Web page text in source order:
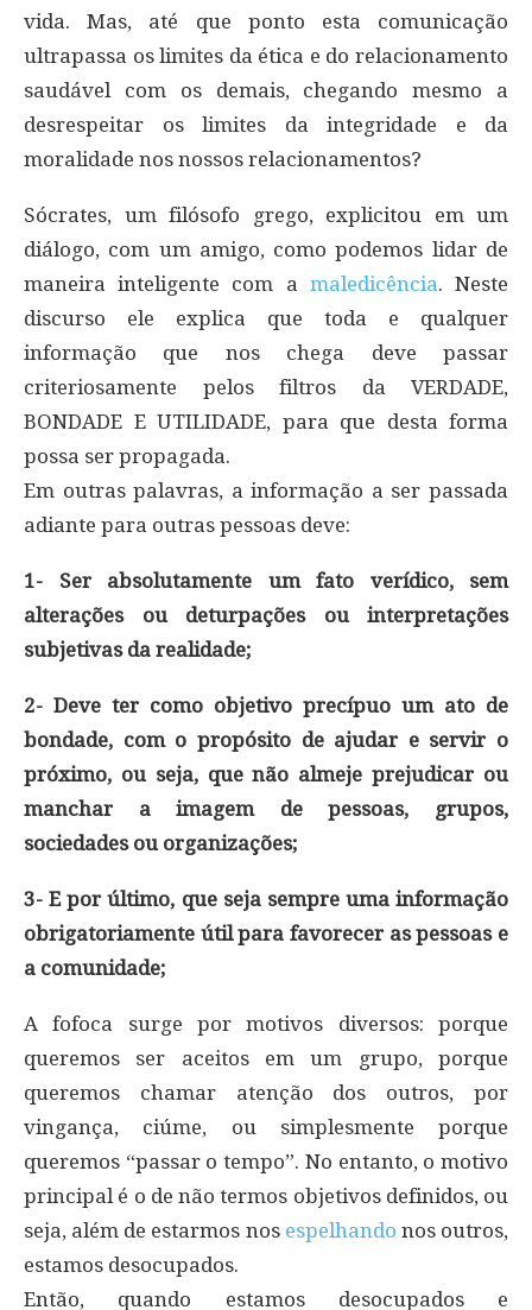
vida. Mas, até que ponto esta comunicação
ultrapassa os limites da ética e do relacionamento
saudável com os demais, chegando mesmo a
desrespeitar os limites da integridade e da
moralidade nos nossos relacionamentos?
Sócrates, um filósofo grego, explicitou em um
diálogo, com um amigo, como podemos lidar de
maneira inteligente com a maledicência. Neste
discurso ele explica que toda e qualquer
informação que nos chega deve passar
criteriosamente pelos filtros da VERDADE,
BONDADE E UTILIDADE, para que desta forma
possa ser propagada.
Em outras palavras, a informação a ser passada
adiante para outras pessoas deve:
1- Ser absolutamente um fato verídico, sem
alterações ou deturpações ou interpretações
subjetivas da realidade;
2- Deve ter como objetivo precípuo um ato de
bondade, com o propósito de ajudar e servir o
próximo, ou seja, que não almeje prejudicar ou
manchar a imagem de pessoas, grupos,
sociedades ou organizações;
3- E por último, que seja sempre uma informação
obrigatoriamente útil para favorecer as pessoas e
a comunidade;
A fofoca surge por motivos diversos: porque
queremos ser aceitos em um grupo, porque
queremos chamar atenção dos outros, por
vingança, ciúme, ou simplesmente porque
queremos “passar o tempo”. No entanto, o motivo
principal é o de não termos objetivos definidos, ou
seja, além de estarmos nos espelhando nos outros,
estamos desocupados.
Então, quando estamos desocupados e